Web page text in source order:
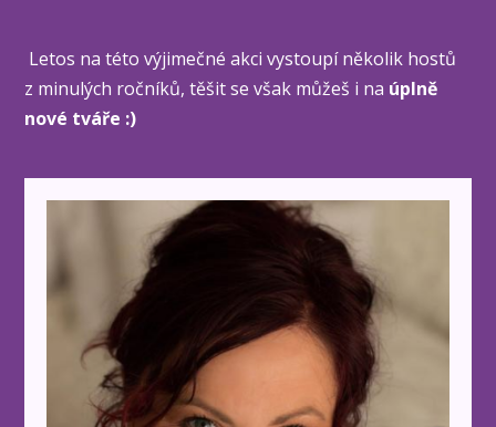
Letos na této výjimečné akci vystoupí několik hostů
z minulých ročníků, těšit se však můžeš i na úplně
nové tváře :)